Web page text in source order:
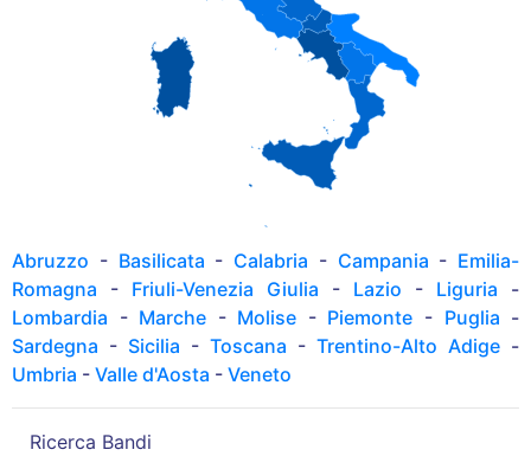
Abruzzo - Basilicata - Calabria - Campania - Emilia-
Romagna - Friuli-Venezia Giulia - Lazio - Liguria -
Lombardia - Marche - Molise - Piemonte - Puglia -
Sardegna - Sicilia - Toscana - Trentino-Alto Adige -
Umbria - Valle d'Aosta - Veneto
Ricerca Bandi